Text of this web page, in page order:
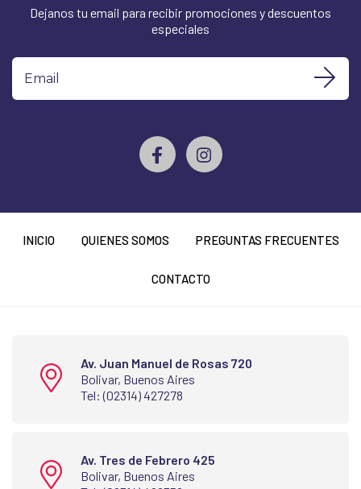
Dejanos tu email para recibir promociones y descuentos
especiales
INICIO QUIENES SOMOS PREGUNTAS FRECUENTES
CONTACTO
Av. Juan Manuel de Rosas 720
Bolivar, Buenos Aires
Tel: (02314) 427278
Av. Tres de Febrero 425
Bolivar, Buenos Aires